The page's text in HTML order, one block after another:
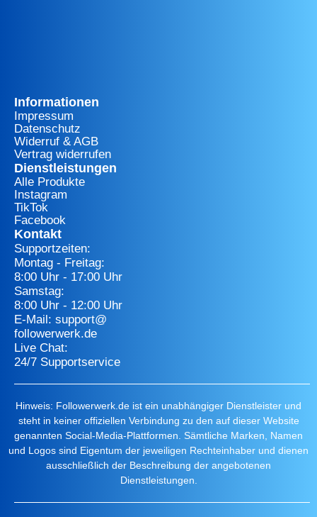
Informationen
Impressum
Datenschutz
Widerruf & AGB
Vertrag widerrufen
Dienstleistungen
Alle Produkte
Instagram
TikTok
Facebook
Kontakt
Supportzeiten:
Montag - Freitag:
8:00 Uhr - 17:00 Uhr
Samstag:
8:00 Uhr - 12:00 Uhr
E-Mail: support@
followerwerk.de
Live Chat:
24/7 Supportservice
Hinweis: Followerwerk.de ist ein unabhängiger Dienstleister und
steht in keiner offiziellen Verbindung zu den auf dieser Website
genannten Social-Media-Plattformen. Sämtliche Marken, Namen
und Logos sind Eigentum der jeweiligen Rechteinhaber und dienen
ausschließlich der Beschreibung der angebotenen
Dienstleistungen.